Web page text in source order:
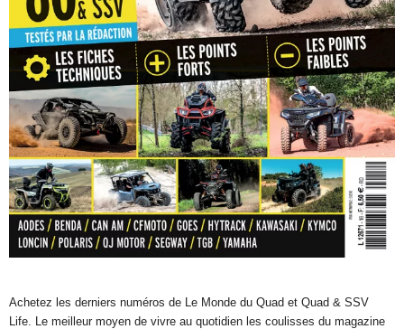
Achetez les derniers numéros de Le Monde du Quad et Quad & SSV
Life. Le meilleur moyen de vivre au quotidien les coulisses du magazine